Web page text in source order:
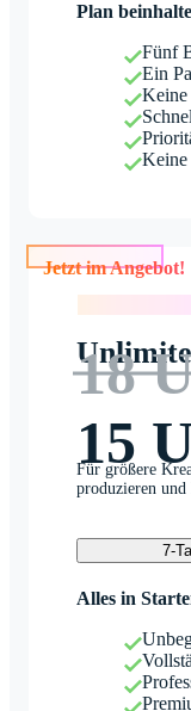
Plan
Fünf
Ein
Keine
Keine
Jetzt im Angebot!
18
15
Für größere
produzieren
7-
Alles in